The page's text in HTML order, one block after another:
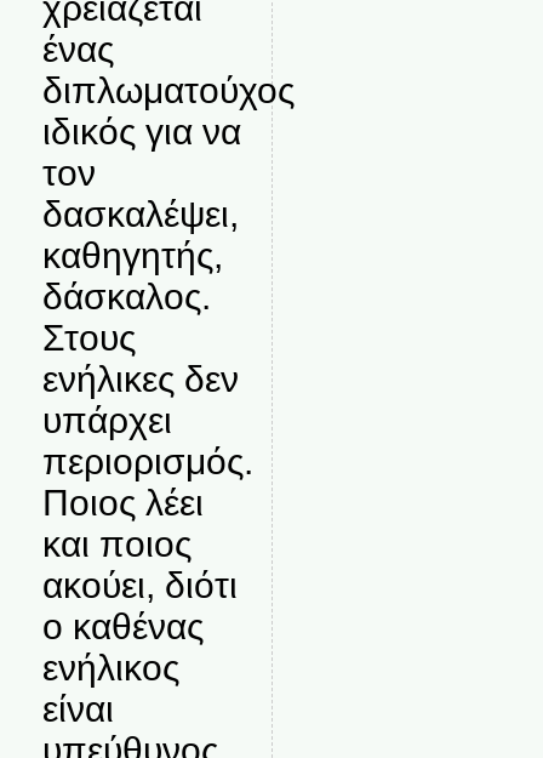
ένας
διπλωματούχος
ιδικός για να
τον
δασκαλέψει,
καθηγητής,
δάσκαλος.
Στους
ενήλικες δεν
υπάρχει
περιορισμός.
Ποιος λέει
και ποιος
ακούει, διότι
ο καθένας
ενήλικος
είναι